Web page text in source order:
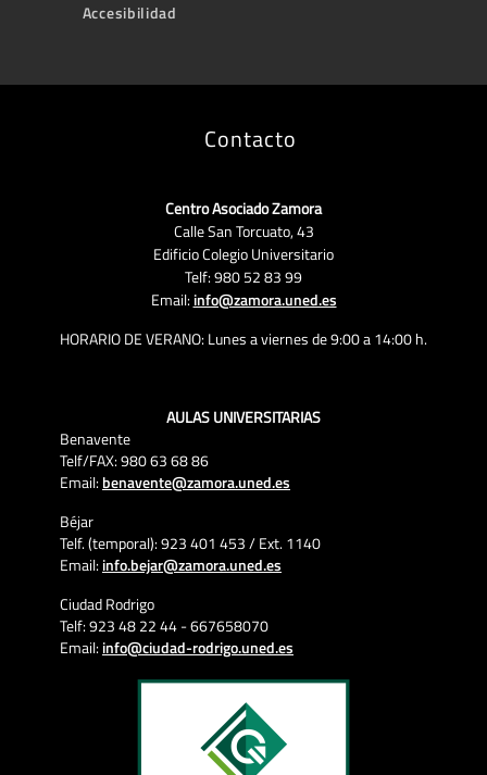
Accesibilidad
Contacto
Centro Asociado Zamora
Calle San Torcuato, 43
Edificio Colegio Universitario
Telf: 980 52 83 99
Email:info@zamora.uned.es
HORARIO DE VERANO: Lunes a viernes de 9:00 a 14:00 h.
AULAS UNIVERSITARIAS
Benavente
Telf/FAX: 980 63 68 86
Email:benavente@zamora.uned.es
Béjar
Telf. (temporal): 923 401 453 / Ext. 1140
Email:info.bejar@zamora.uned.es
Ciudad Rodrigo
Telf: 923 48 22 44 - 667658070
Email:info@ciudad-rodrigo.uned.es